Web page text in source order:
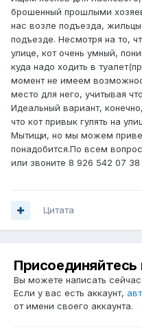
брошенный прошлыми
нас возле подъезда,
подъезде. Несмотря на то,
улице, кот очень умный,
куда надо ходить в
момент не имеем
место для него, учитывая
Идеальный вариант,
что кот привык гулять на
Мытищи, но мы можем
понадобится.По всем
или звоните 8 926 542 07 38
Цитата
Вы можете написать
Если у вас есть аккаунт,
от имени своего аккаунта.